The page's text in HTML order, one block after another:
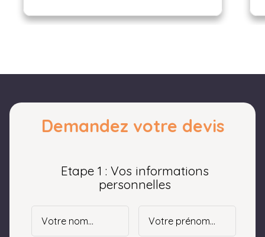
Demandez votre devis
Etape 1 : Vos informations
personnelles